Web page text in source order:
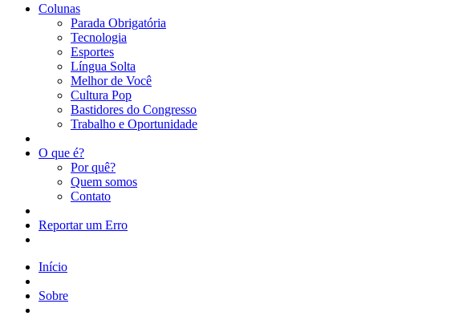
Colunas
Parada Obrigatória
Tecnologia
Esportes
Língua Solta
Melhor de Você
Cultura Pop
Bastidores do Congresso
Trabalho e Oportunidade
O que é?
Por quê?
Quem somos
Contato
Reportar um Erro
Início
Sobre